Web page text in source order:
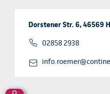
Dorstener Str. 6, 46569
02858 2938